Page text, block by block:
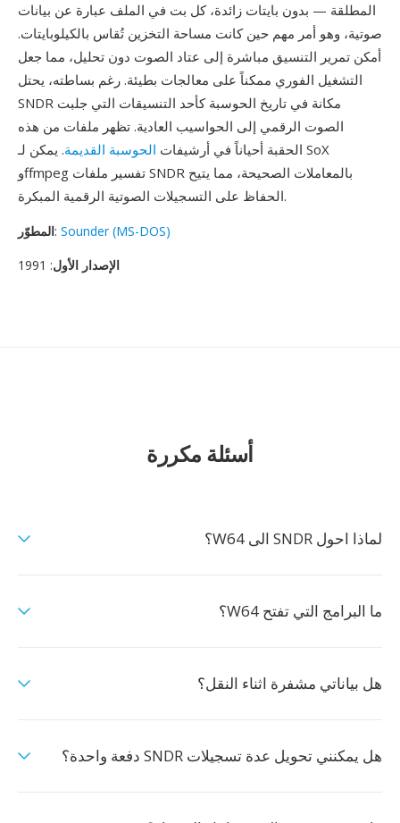
المطلقة — بدون بايتات زائدة، كل بت في الملف عبارة عن بيانات
صوتية، وهو أمر مهم حين كانت مساحة التخزين تُقاس بالكيلوبايتات.
أمكن تمرير التنسيق مباشرة إلى عتاد الصوت دون تحليل، مما جعل
التشغيل الفوري ممكناً على معالجات بطيئة. رغم بساطته، يحتل
SNDR مكانة في تاريخ الحوسبة كأحد التنسيقات التي جلبت
الصوت الرقمي إلى الحواسيب العادية. تظهر ملفات من هذه
الحقبة أحياناً في أرشيفات الحوسبة القديمة. يمكن لـ SoX
وffmpeg تفسير ملفات SNDR بالمعاملات الصحيحة، مما يتيح
الحفاظ على التسجيلات الصوتية الرقمية المبكرة.
المطوّر: Sounder (MS-DOS)
الإصدار الأول: 1991
أسئلة مكررة
لماذا احول SNDR الى W64؟
ما البرامج التي تفتح W64؟
هل بياناتي مشفرة اثناء النقل؟
هل يمكنني تحويل عدة تسجيلات SNDR دفعة واحدة؟